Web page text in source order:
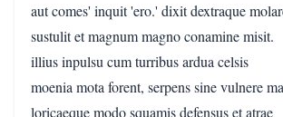
aut comes' inquit 'ero.' dixit dextraque
sustulit et magnum magno conamine misit.
illius inpulsu cum turribus ardua celsis
moenia mota forent, serpens sine vulnere
loricaeque modo squamis defensus et atrae